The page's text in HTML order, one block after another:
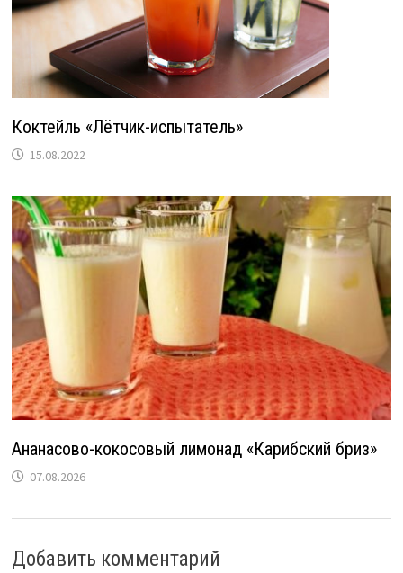
Коктейль «Лётчик-испытатель»
15.08.2022
Ананасово-кокосовый лимонад «Карибский бриз»
07.08.2026
Добавить комментарий